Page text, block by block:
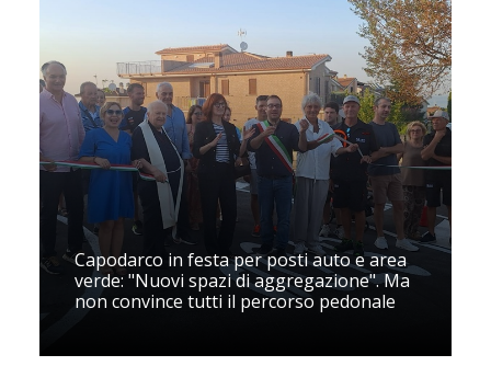
Capodarco in festa per posti auto e area
verde: "Nuovi spazi di aggregazione". Ma
non convince tutti il percorso pedonale